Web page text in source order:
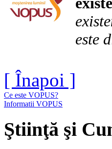
este
[ Înapoi ]
Ce este VOPUS?
Informatii VOPUS
Ştiinţă şi